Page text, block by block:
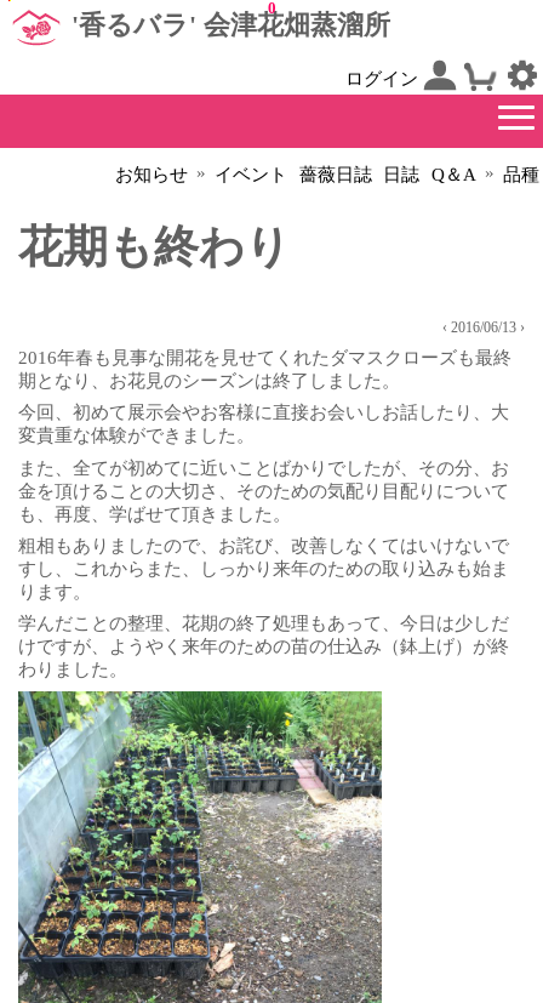
'香るバラ' 会津花畑蒸溜所
ログイン
0
お知らせ » イベント 薔薇日誌 日誌 Q＆A » 品種
花期も終わり
‹ 2016/06/13 ›
2016年春も見事な開花を見せてくれたダマスクローズも最終
期となり、お花見のシーズンは終了しました。
今回、初めて展示会やお客様に直接お会いしお話したり、大
変貴重な体験ができました。
また、全てが初めてに近いことばかりでしたが、その分、お
金を頂けることの大切さ、そのための気配り目配りについて
も、再度、学ばせて頂きました。
粗相もありましたので、お詫び、改善しなくてはいけないで
すし、これからまた、しっかり来年のための取り込みも始ま
ります。
学んだことの整理、花期の終了処理もあって、今日は少しだ
けですが、ようやく来年のための苗の仕込み（鉢上げ）が終
わりました。